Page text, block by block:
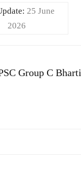
25 June
2026
Group C